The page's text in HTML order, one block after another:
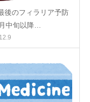
後のフィラリア予防
中旬以降…